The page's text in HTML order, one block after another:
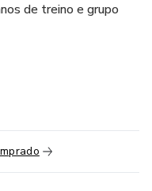
de treino e grupo